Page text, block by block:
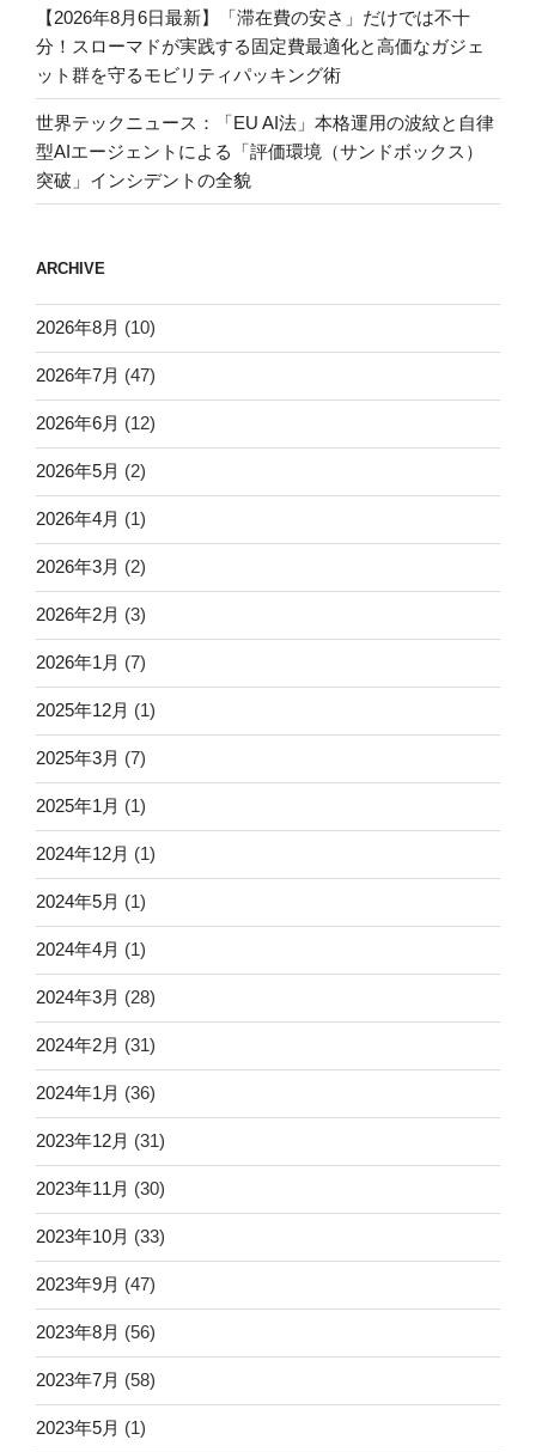
【2026年8月6日最新】「滞在費の安さ」だけでは不十
分！スローマドが実践する固定費最適化と高価なガジェ
ット群を守るモビリティパッキング術
世界テックニュース：「EU AI法」本格運用の波紋と自律
型AIエージェントによる「評価環境（サンドボックス）
突破」インシデントの全貌
ARCHIVE
2026年8月 (10)
2026年7月 (47)
2026年6月 (12)
2026年5月 (2)
2026年4月 (1)
2026年3月 (2)
2026年2月 (3)
2026年1月 (7)
2025年12月 (1)
2025年3月 (7)
2025年1月 (1)
2024年12月 (1)
2024年5月 (1)
2024年4月 (1)
2024年3月 (28)
2024年2月 (31)
2024年1月 (36)
2023年12月 (31)
2023年11月 (30)
2023年10月 (33)
2023年9月 (47)
2023年8月 (56)
2023年7月 (58)
2023年5月 (1)